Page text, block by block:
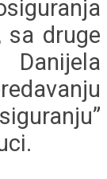
sa druge